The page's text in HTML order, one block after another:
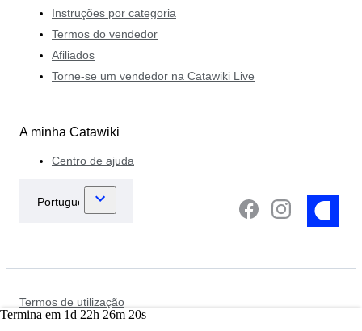
Termina em 1d 22h 26m 20s
Instruções por categoria
Termos do vendedor
Afiliados
Torne-se um vendedor na Catawiki Live
A minha Catawiki
Centro de ajuda
Termos de utilização
Política de privacidade e proteção de dados